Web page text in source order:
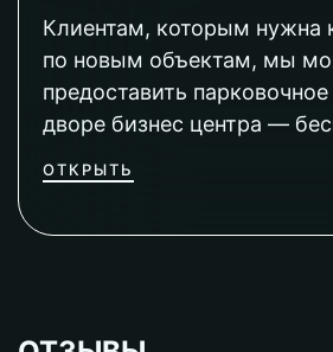
Клиентам, которым нужна
по новым объектам, мы
предоставить
дворе бизнес центра —
ОТКРЫТЬ